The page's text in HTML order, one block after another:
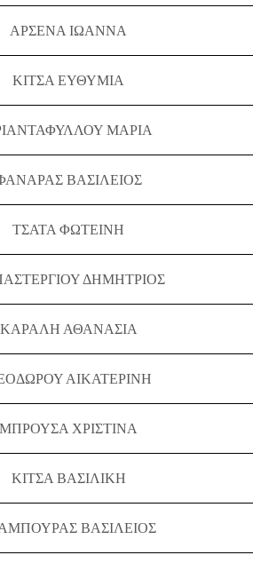
ΑΡΣΕΝΑ ΙΩΑΝΝΑ
ΚΙΤΣΑ ΕΥΘΥΜΙΑ
ΜΑΡΙΑ
ΒΑΣΙΛΕΙΟΣ
ΤΣΑΤΑ ΦΩΤΕΙΝΗ
ΔΗΜΗΤΡΙΟΣ
ΚΑΡΑΛΗ ΑΘΑΝΑΣΙΑ
ΑΙΚΑΤΕΡΙΝΗ
ΜΠΡΟΥΣΑ ΧΡΙΣΤΙΝΑ
ΚΙΤΣΑ ΒΑΣΙΛΙΚΗ
ΒΑΣΙΛΕΙΟΣ